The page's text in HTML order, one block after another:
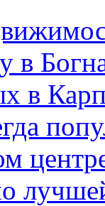
в
в